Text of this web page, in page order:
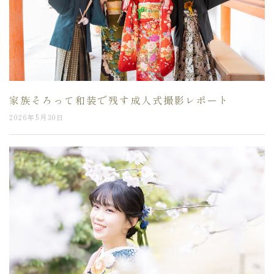
家族そろって和装で残す成人式撮影レポート
2026年5月30日